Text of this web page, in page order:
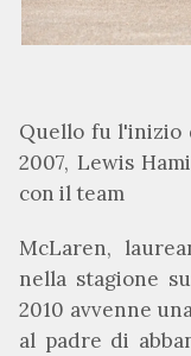
Quello fu l'inizio
2007, Lewis
con il team
McLaren,
nella stagione
2010 avvenne
al padre di